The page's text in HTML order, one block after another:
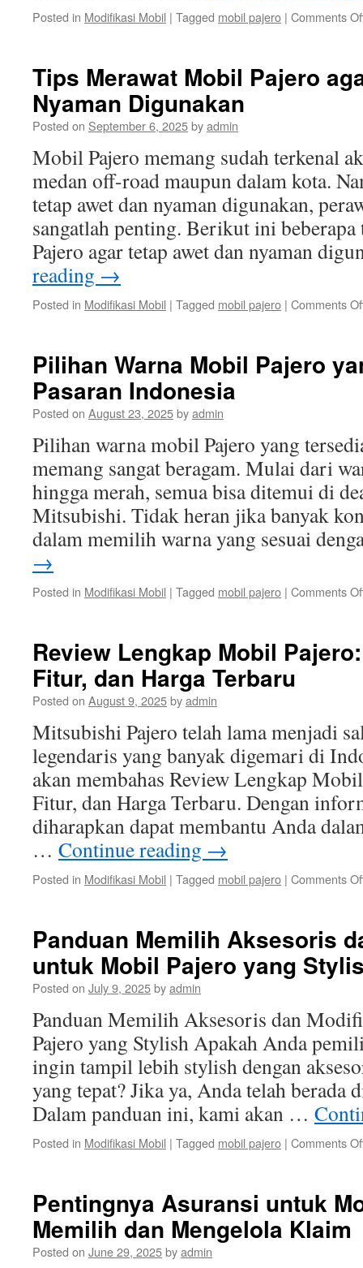
Posted in Modifikasi Mobil | Tagged mobil pajero | Comments
Tips Merawat Mobil Pajero
Nyaman Digunakan
Posted on September 6, 2025byadmin
Mobil Pajero memang sudah terkenal
medan off-road maupun dalam kota.
tetap awet dan nyaman digunakan,
sangatlah penting. Berikut ini
Pajero agar tetap awet dan nyaman
reading →
Posted in Modifikasi Mobil | Tagged mobil pajero | Comments
Pilihan Warna Mobil Pajero
Pasaran Indonesia
Posted on August 23, 2025byadmin
Pilihan warna mobil Pajero yang
memang sangat beragam. Mulai dari
hingga merah, semua bisa ditemui di
Mitsubishi. Tidak heran jika banyak
dalam memilih warna yang sesuai
→
Posted in Modifikasi Mobil | Tagged mobil pajero | Comments
Review Lengkap Mobil
Fitur, dan Harga Terbaru
Posted on August 9, 2025byadmin
Mitsubishi Pajero telah lama menjadi
legendaris yang banyak digemari di
akan membahas Review Lengkap
Fitur, dan Harga Terbaru. Dengan
diharapkan dapat membantu Anda
… Continue reading →
Posted in Modifikasi Mobil | Tagged mobil pajero | Comments
Panduan Memilih Aksesoris
untuk Mobil Pajero yang
Posted on July 9, 2025byadmin
Panduan Memilih Aksesoris dan
Pajero yang Stylish Apakah Anda
ingin tampil lebih stylish dengan
yang tepat? Jika ya, Anda telah berada
Dalam panduan ini, kami akan …
Posted in Modifikasi Mobil | Tagged mobil pajero | Comments
Pentingnya Asuransi untuk
Memilih dan Mengelola Klaim
Posted on June 29, 2025byadmin